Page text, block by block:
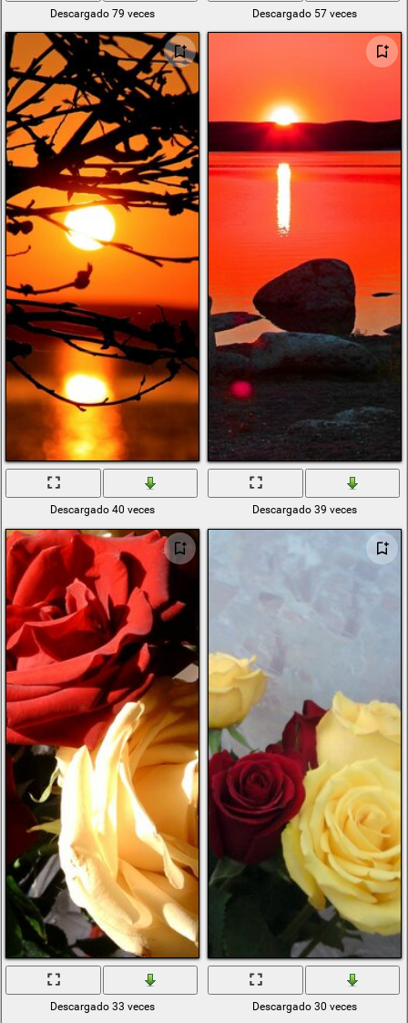
Descargado 79 veces Descargado 57 veces
Descargado 40 veces Descargado 39 veces
Descargado 33 veces Descargado 30 veces